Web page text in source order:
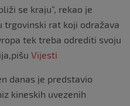
se kraju”, rekao je
trgovinski rat koji odražava
tek treba odrediti svoju
Vijesti
danas je predstavio
kineskih uvezenih